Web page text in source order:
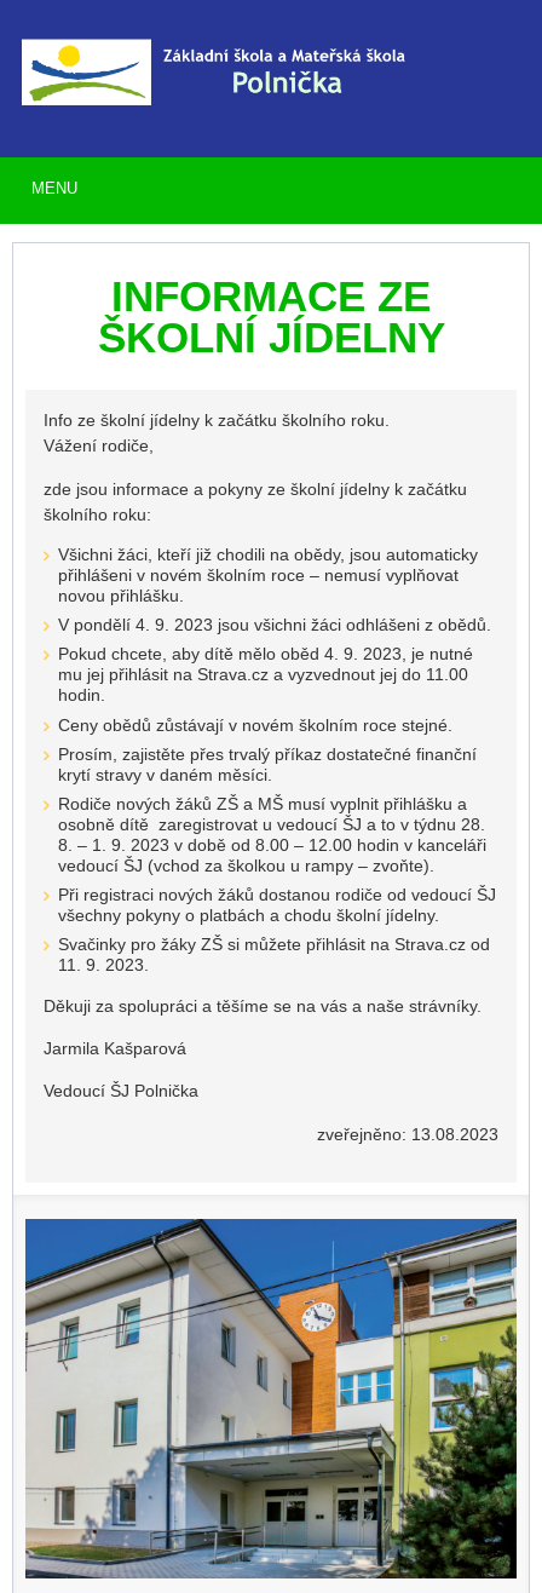
INFORMACE ZE
ŠKOLNÍ JÍDELNY
Info ze školní jídelny k začátku školního roku.
Vážení rodiče,
zde jsou informace a pokyny ze školní jídelny k začátku
školního roku:
Všichni žáci, kteří již chodili na obědy, jsou automaticky
přihlášeni v novém školním roce – nemusí vyplňovat
novou přihlášku.
V pondělí 4. 9. 2023 jsou všichni žáci odhlášeni z obědů.
Pokud chcete, aby dítě mělo oběd 4. 9. 2023, je nutné
mu jej přihlásit na Strava.cz a vyzvednout jej do 11.00
hodin.
Ceny obědů zůstávají v novém školním roce stejné.
Prosím, zajistěte přes trvalý příkaz dostatečné finanční
krytí stravy v daném měsíci.
Rodiče nových žáků ZŠ a MŠ musí vyplnit přihlášku a
osobně dítě zaregistrovat u vedoucí ŠJ a to v týdnu 28.
8. – 1. 9. 2023 v době od 8.00 – 12.00 hodin v kanceláři
vedoucí ŠJ (vchod za školkou u rampy – zvoňte).
Při registraci nových žáků dostanou rodiče od vedoucí ŠJ
všechny pokyny o platbách a chodu školní jídelny.
Svačinky pro žáky ZŠ si můžete přihlásit na Strava.cz od
11. 9. 2023.
Děkuji za spolupráci a těšíme se na vás a naše strávníky.
Jarmila Kašparová
Vedoucí ŠJ Polnička
zveřejněno: 13.08.2023
MENU